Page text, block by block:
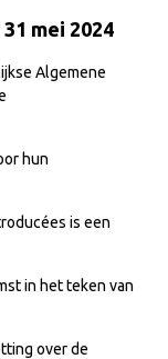
mei 2024
Algemene
hun
is een
in het teken van
over de